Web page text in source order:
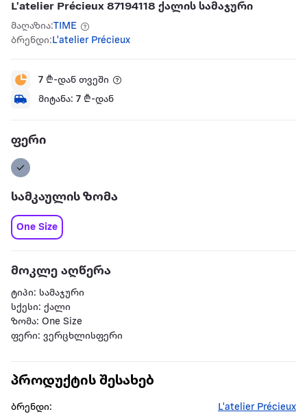
L'atelier Précieux 87194118 ქალის სამაჯური
მაღაზია:TIME
ბრენდი:L'atelier Précieux
7 ₾-დან თვეში
მიტანა: 7 ₾-დან
ფერი
სამკაულის ზომა
One Size
მოკლე აღწერა
ტიპი: სამაჯური
სქესი: ქალი
ზომა: One Size
ფერი: ვერცხლისფერი
პროდუქტის შესახებ
ბრენდი:
L'atelier Précieux